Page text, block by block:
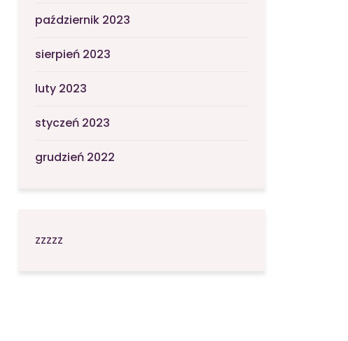
październik 2023
sierpień 2023
luty 2023
styczeń 2023
grudzień 2022
zzzzz